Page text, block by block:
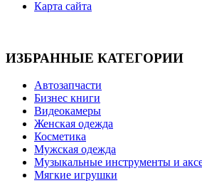
Карта сайта
ИЗБРАННЫЕ КАТЕГОРИИ
Автозапчасти
Бизнес книги
Видеокамеры
Женская одежда
Косметика
Мужская одежда
Музыкальные инструменты и
Мягкие игрушки